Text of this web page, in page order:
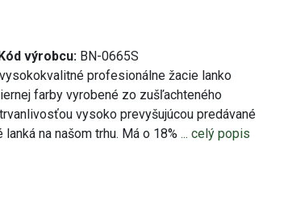
výrobcu: BN-0665S
profesionálne žacie lanko
farby vyrobené zo zušľachteného
vysoko prevyšujúcou predávané
na našom trhu. Má o 18% ... celý popis